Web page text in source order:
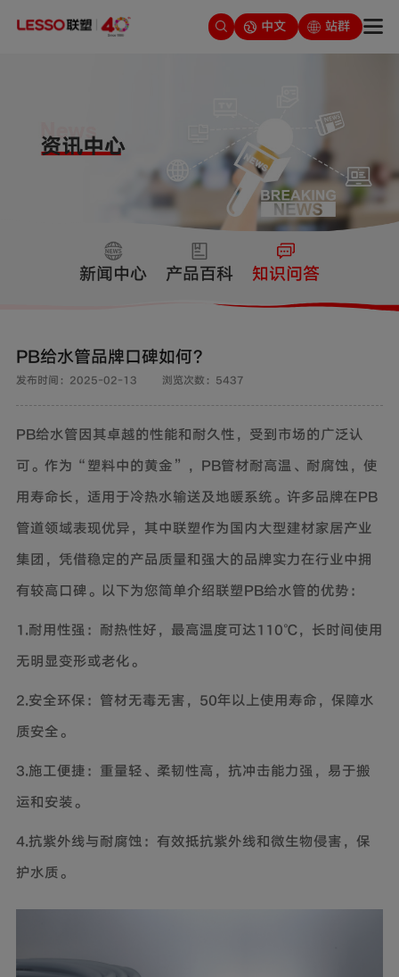
中文 站群
新闻中心 产品百科 知识问答
PB给水管品牌口碑如何？
发布时间：2025-02-13 浏览次数：5437
PB给水管因其卓越的性能和耐久性，受到市场的广泛认
可。作为“塑料中的黄金”，PB管材耐高温、耐腐蚀，使
用寿命长，适用于冷热水输送及地暖系统。许多品牌在PB
管道领域表现优异，其中联塑作为国内大型建材家居产业
集团，凭借稳定的产品质量和强大的品牌实力在行业中拥
有较高口碑。以下为您简单介绍联塑PB给水管的优势：
1.耐用性强：耐热性好，最高温度可达110℃，长时间使用
无明显变形或老化。
2.安全环保：管材无毒无害，50年以上使用寿命，保障水
质安全。
3.施工便捷：重量轻、柔韧性高，抗冲击能力强，易于搬
运和安装。
4.抗紫外线与耐腐蚀：有效抵抗紫外线和微生物侵害，保
护水质。